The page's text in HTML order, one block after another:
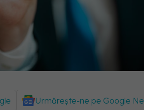
Urmărește-ne pe Google